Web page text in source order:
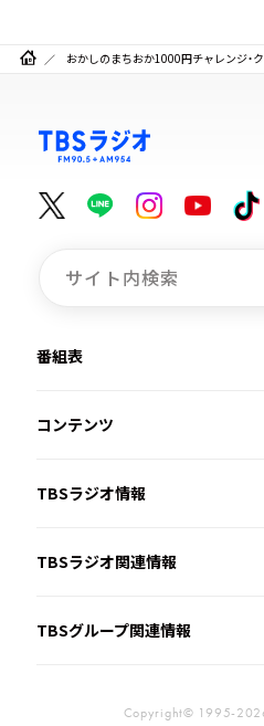
おかしのまちおか1000円チャレンジ・
番組表
コンテンツ
TBSラジオ情報
TBSラジオ関連情報
TBSグループ関連情報
Copyright© 1995-